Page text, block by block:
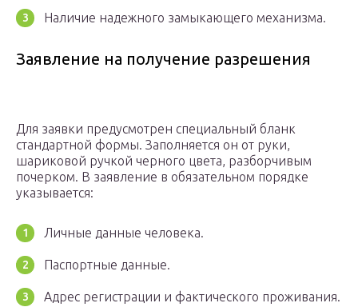
Наличие надежного замыкающего механизма.
Заявление на получение разрешения
Для заявки предусмотрен специальный бланк
стандартной формы. Заполняется он от руки,
шариковой ручкой черного цвета, разборчивым
почерком. В заявление в обязательном порядке
указывается:
Личные данные человека.
Паспортные данные.
Адрес регистрации и фактического проживания.